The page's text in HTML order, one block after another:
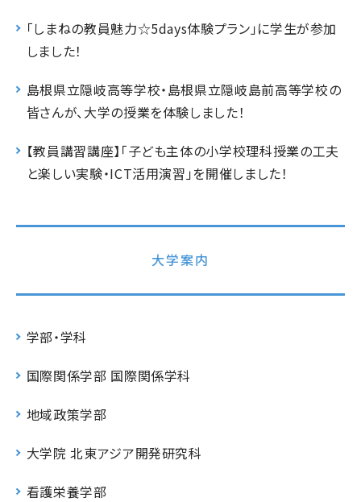
「しまねの教員魅力☆5days体験プラン」に学生が参加
しました！
島根県立隠岐高等学校・島根県立隠岐島前高等学校の
皆さんが、大学の授業を体験しました！
【教員講習講座】「子ども主体の小学校理科授業の工夫
と楽しい実験・ICT活用演習」を開催しました！
大学案内
学部・学科
国際関係学部 国際関係学科
地域政策学部
大学院 北東アジア開発研究科
看護栄養学部